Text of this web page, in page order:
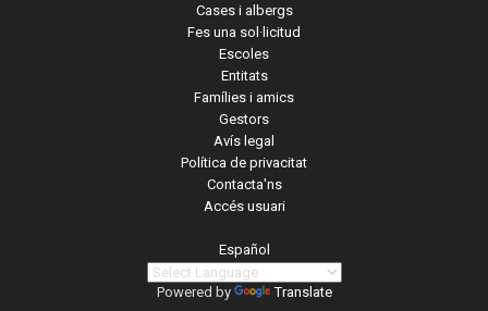
Cases i albergs
Fes una sol·licitud
Escoles
Entitats
Famílies i amics
Gestors
Avís legal
Política de privacitat
Contacta'ns
Accés usuari
Español
Powered by Translate